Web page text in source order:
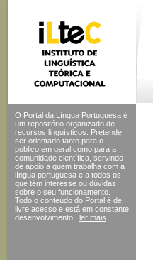
O Portal da Língua Portuguesa é
um repositório organizado de
recursos linguísticos. Pretende
ser orientado tanto para o
público em geral como para a
comunidade científica, servindo
de apoio a quem trabalha com a
língua portuguesa e a todos os
que têm interesse ou dúvidas
sobre o seu funcionamento.
Todo o conteúdo do Portal é de
livre acesso e está em constante
desenvolvimento.
ler mais